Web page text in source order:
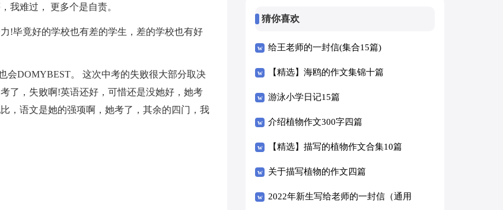
我难过， 更多个是自责。
!毕竟好的学校也有差的学生，差的学校也有好
会DOMYBEST。 这次中考的失败很大部分取决
了，失败啊!英语还好，可惜还是没她好，她考
，语文是她的强项啊，她考了，其余的四门，我
猜你喜欢
给王老师的一封信(集合15篇)
【精选】海鸥的作文集锦十篇
游泳小学日记15篇
介绍植物作文300字四篇
【精选】描写的植物作文合集10篇
关于描写植物的作文四篇
2022年新生写给老师的一封信（通用